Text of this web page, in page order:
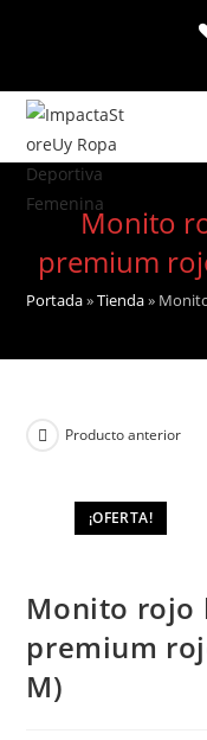
Monito
premium
Portada»Tienda»
¡OFERTA!
Producto anterior
Monito rojo
premium
M)